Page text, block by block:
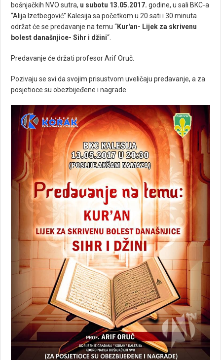
bošnjačkih NVO sutra, u subotu 13.05.2017. godine, u sali BKC-a
“Alija Izetbegović” Kalesija sa početkom u 20 sati i 30 minuta
održat će se predavanje na temu “Kur'an- Lijek za skrivenu
bolest današnjice- Sihr i džini“.
Predavanje će držati profesor Arif Oruč.
Pozivaju se svi da svojim prisustvom uveličaju predavanje, a za
posjetioce su obezbijeđene i nagrade.